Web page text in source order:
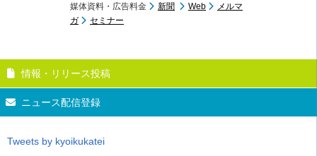
媒体資料・広告料金 新聞 Web
メルマ
ガ
セミナー
情報・リリース投稿
ニュース配信登録
Tweets by kyoikukatei